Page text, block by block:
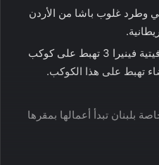
وطرد غلوب باشا من الأردن
1966 – سفينة الفضاء السوفيتية فينيرا 3 تهبط على كوكب
تهبط على هذا الكوكب.
بلبنان تبدأ أعمالها بمقرها